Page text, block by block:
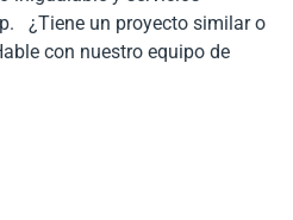
¿Tiene un proyecto similar o
con nuestro equipo de